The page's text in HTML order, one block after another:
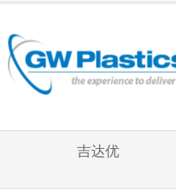
吉达优